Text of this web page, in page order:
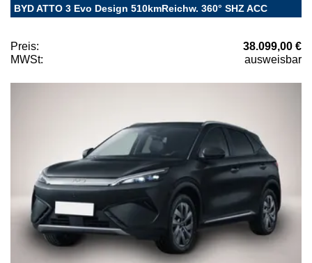
BYD ATTO 3 Evo Design 510kmReichw. 360° SHZ ACC
Preis:
38.099,00 €
MWSt:
ausweisbar